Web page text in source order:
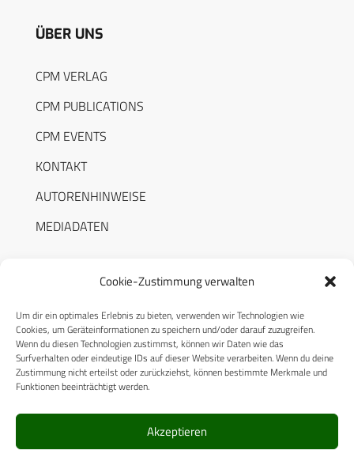
Cookie-Zustimmung verwalten
Um dir ein optimales Erlebnis zu bieten, verwenden wir Technologien wie
Cookies, um Geräteinformationen zu speichern und/oder darauf zuzugreifen.
Wenn du diesen Technologien zustimmst, können wir Daten wie das
Surfverhalten oder eindeutige IDs auf dieser Website verarbeiten. Wenn du deine
Zustimmung nicht erteilst oder zurückziehst, können bestimmte Merkmale und
Funktionen beeinträchtigt werden.
Akzeptieren
ÜBER UNS
CPM VERLAG
CPM PUBLICATIONS
CPM EVENTS
KONTAKT
AUTORENHINWEISE
MEDIADATEN
RECHTLICHES
Datenschutzerklärung
Cookie-Richtlinie (EU)